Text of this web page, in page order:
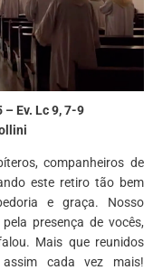
Ev. Lc 9, 7-9
companheiros de
este retiro tão bem
e graça. Nosso
presença de vocês,
Mais que reunidos
cada vez mais!